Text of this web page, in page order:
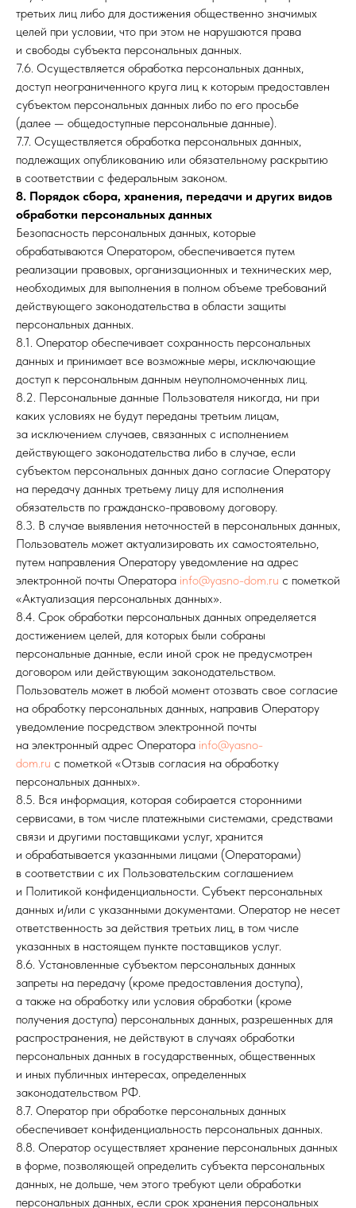
третьих лиц либо для достижения общественно значимых
целей при условии, что при этом не нарушаются права
и свободы субъекта персональных данных.
7.6. Осуществляется обработка персональных данных,
доступ неограниченного круга лиц к которым предоставлен
субъектом персональных данных либо по его просьбе
(далее — общедоступные персональные данные).
7.7. Осуществляется обработка персональных данных,
подлежащих опубликованию или обязательному раскрытию
в соответствии с федеральным законом.
8. Порядок сбора, хранения, передачи и других видов
обработки персональных данных
Безопасность персональных данных, которые
обрабатываются Оператором, обеспечивается путем
реализации правовых, организационных и технических мер,
необходимых для выполнения в полном объеме требований
действующего законодательства в области защиты
персональных данных.
8.1. Оператор обеспечивает сохранность персональных
данных и принимает все возможные меры, исключающие
доступ к персональным данным неуполномоченных лиц.
8.2. Персональные данные Пользователя никогда, ни при
каких условиях не будут переданы третьим лицам,
за исключением случаев, связанных с исполнением
действующего законодательства либо в случае, если
субъектом персональных данных дано согласие Оператору
на передачу данных третьему лицу для исполнения
обязательств по гражданско-правовому договору.
8.3. В случае выявления неточностей в персональных данных,
Пользователь может актуализировать их самостоятельно,
путем направления Оператору уведомление на адрес
электронной почты Оператора info@yasno-dom.ru с пометкой
«Актуализация персональных данных».
8.4. Срок обработки персональных данных определяется
достижением целей, для которых были собраны
персональные данные, если иной срок не предусмотрен
договором или действующим законодательством.
Пользователь может в любой момент отозвать свое согласие
на обработку персональных данных, направив Оператору
уведомление посредством электронной почты
на электронный адрес Оператора info@yasno-
dom.ru с пометкой «Отзыв согласия на обработку
персональных данных».
8.5. Вся информация, которая собирается сторонними
сервисами, в том числе платежными системами, средствами
связи и другими поставщиками услуг, хранится
и обрабатывается указанными лицами (Операторами)
в соответствии с их Пользовательским соглашением
и Политикой конфиденциальности. Субъект персональных
данных и/или с указанными документами. Оператор не несет
ответственность за действия третьих лиц, в том числе
указанных в настоящем пункте поставщиков услуг.
8.6. Установленные субъектом персональных данных
запреты на передачу (кроме предоставления доступа),
а также на обработку или условия обработки (кроме
получения доступа) персональных данных, разрешенных для
распространения, не действуют в случаях обработки
персональных данных в государственных, общественных
и иных публичных интересах, определенных
законодательством РФ.
8.7. Оператор при обработке персональных данных
обеспечивает конфиденциальность персональных данных.
8.8. Оператор осуществляет хранение персональных данных
в форме, позволяющей определить субъекта персональных
данных, не дольше, чем этого требуют цели обработки
персональных данных, если срок хранения персональных